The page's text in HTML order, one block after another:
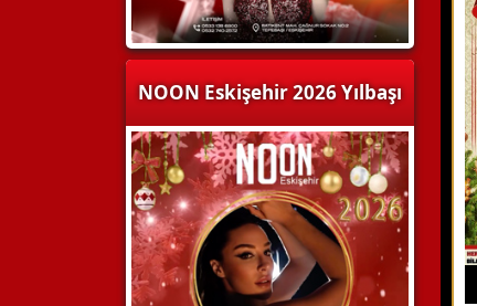
NOON Eskişehir 2026 Yılbaşı